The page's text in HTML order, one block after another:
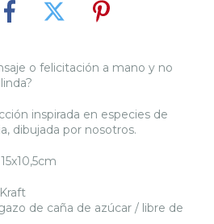
o felicitación a mano y no
inspirada en especies de
dibujada por nosotros.
15x10,5cm
de caña de azúcar / libre de